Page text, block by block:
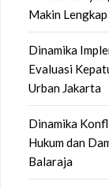
Makin Lengkap
Dinamika
Evaluasi
Urban Jakarta
Dinamika
Hukum dan
Balaraja